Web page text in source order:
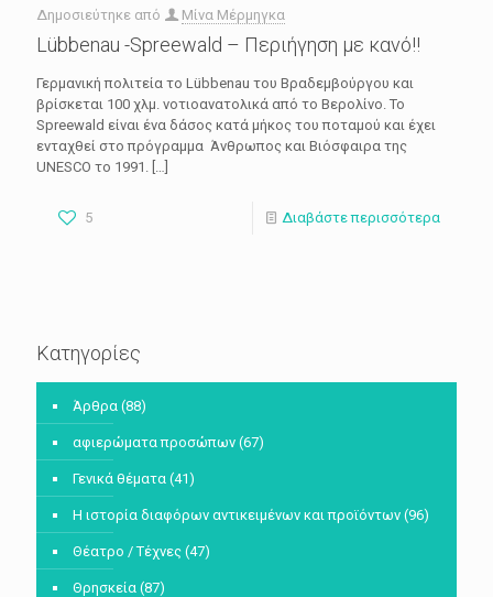
Δημοσιεύτηκε από Μίνα Μέρμηγκα
Lübbenau -Spreewald – Περιήγηση με κανό!!
Γερμανική πολιτεία το Lübbenau του Βραδεμβούργου και
βρίσκεται 100 χλμ. νοτιοανατολικά από το Βερολίνο. Το
Spreewald είναι ένα δάσος κατά μήκος του ποταμού και έχει
ενταχθεί στο πρόγραμμα Άνθρωπος και Βιόσφαιρα της
UNESCO το 1991. […]
5 Διαβάστε περισσότερα
Κατηγορίες
Άρθρα (88)
αφιερώματα προσώπων (67)
Γενικά θέματα (41)
Η ιστορία διαφόρων αντικειμένων και προϊόντων (96)
Θέατρο / Τέχνες (47)
Θρησκεία (87)